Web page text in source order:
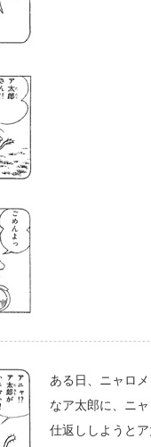
ある日、ニャロ
なア太郎に、ニ
仕返ししようと